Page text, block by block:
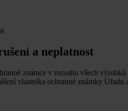
a neplatnost
známce v rozsahu všech
vlastníka ochranné známky Úřadu